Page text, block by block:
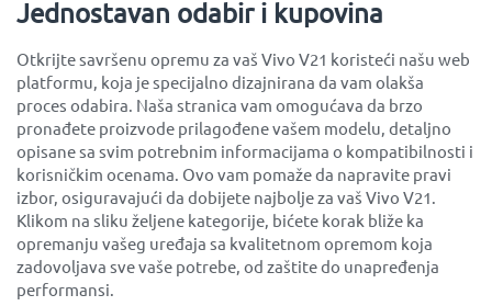
Jednostavan odabir i kupovina
Otkrijte savršenu opremu za vaš Vivo V21 koristeći našu web
platformu, koja je specijalno dizajnirana da vam olakša
proces odabira. Naša stranica vam omogućava da brzo
pronađete proizvode prilagođene vašem modelu, detaljno
opisane sa svim potrebnim informacijama o kompatibilnosti i
korisničkim ocenama. Ovo vam pomaže da napravite pravi
izbor, osiguravajući da dobijete najbolje za vaš Vivo V21.
Klikom na sliku željene kategorije, bićete korak bliže ka
opremanju vašeg uređaja sa kvalitetnom opremom koja
zadovoljava sve vaše potrebe, od zaštite do unapređenja
performansi.